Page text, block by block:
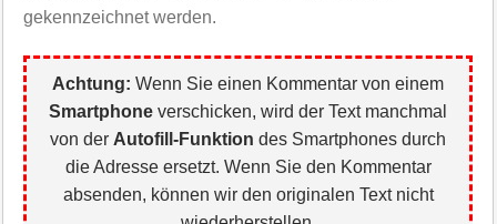
gekennzeichnet werden.
Achtung: Wenn Sie einen Kommentar von einem
Smartphone verschicken, wird der Text manchmal
von der Autofill-Funktion des Smartphones durch
die Adresse ersetzt. Wenn Sie den Kommentar
absenden, können wir den originalen Text nicht